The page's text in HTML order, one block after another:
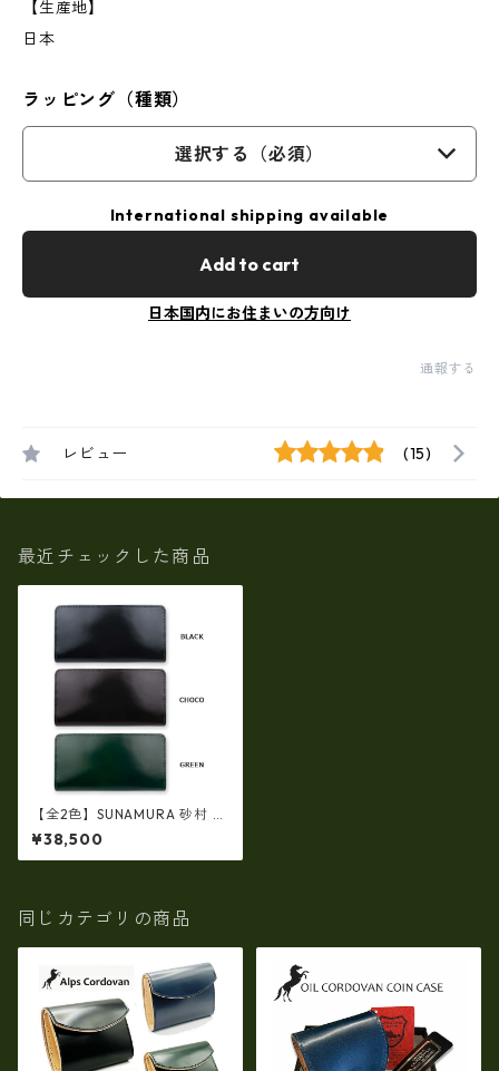
【生産地】
日本
ラッピング（種類）
選択する（必須）
International shipping available
Add to cart
日本国内にお住まいの方向け
通報する
レビュー (15)
最近チェックした商品
【全2色】SUNAMURA 砂村 日
本製 高級レザー コードバン ラ
ウンドファスナー長財布 ly-10
05
¥38,500
同じカテゴリの商品